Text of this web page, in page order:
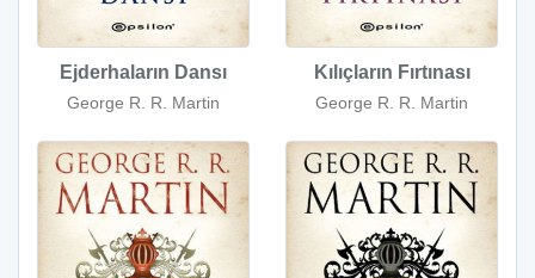
Ejderhaların Dansı
George R. R. Martin
Kılıçların Fırtınası
George R. R. Martin